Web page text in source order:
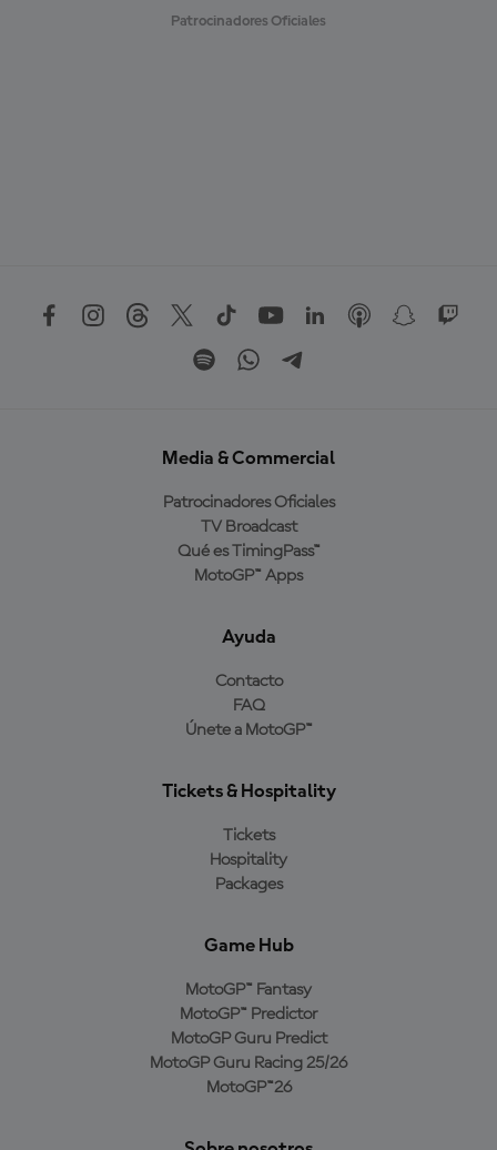
Patrocinadores Oficiales
Media & Commercial
Patrocinadores Oficiales
TV Broadcast
Qué es TimingPass™
MotoGP™ Apps
Ayuda
Contacto
FAQ
Únete a MotoGP™
Tickets & Hospitality
Tickets
Hospitality
Packages
Game Hub
MotoGP™ Fantasy
MotoGP™ Predictor
MotoGP Guru Predict
MotoGP Guru Racing 25/26
MotoGP™26